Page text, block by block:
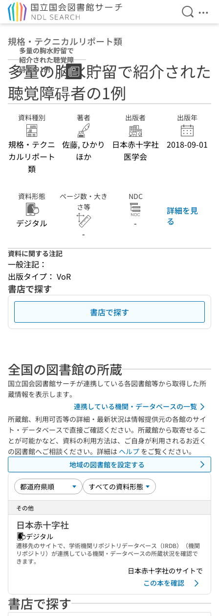
検索を
メ
規格・テクニカルリポート類
多量の胸水貯留で
紹介された聴覚障
碍者の1例
多量の胸水貯留で紹介された
聴覚障碍者の1例
資料種別
規格・テクニ
カルリポート
類
著者
佐藤, ひかり
ほか
出版者
日本赤十字社
医学会
出版年
2018-09-01
資料形態
デジタル
ページ数・大き
さ等
-
NDC
-
詳細を見
る
資料に関する注記
一般注記：
出版タイプ： VoR
書店で探す
書店で探す
全国の図書館の所蔵
国立国会図書館サーチが連携している各図書館等から取得した所
蔵情報を表示します。
連携している機関・データベースの一覧
所蔵館、利用可否等の詳細・最新状況は情報提供元の各館のサイ
ト・データベースで直接ご確認ください。所蔵館から取寄せるこ
とが可能かなど、資料の利用方法は、ご自身が利用されるお近く
の図書館へご相談ください。詳細は ヘルプ をご覧ください。
地域の図書館を設定する
その他
日本赤十字社
デジタル
遷移先のサイトで、学術機関リポジトリデータベース（IRDB）（機関
リポジトリ）が連携している機関・データベースの所蔵状況を確認で
きます。
日本赤十字社のサイトで
この本を確認
書店で探す